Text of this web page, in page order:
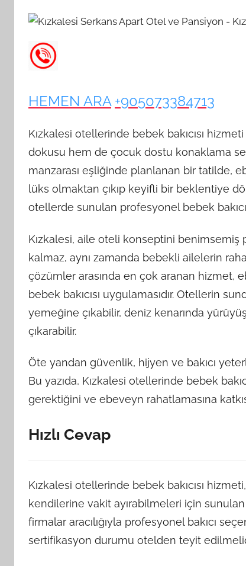
HEMEN ARA +905073384713
Kızkalesi otellerinde bebek bakıcısı
dokusu hem de çocuk dostu konaklama
manzarası eşliğinde planlanan bir tatilde,
lüks olmaktan çıkıp keyifli bir beklentiye
otellerde sunulan profesyonel bebek
Kızkalesi, aile oteli konseptini
kalmaz, aynı zamanda bebekli ailelerin
çözümler arasında en çok aranan hizmet,
bebek bakıcısı uygulamasıdır. Otellerin
yemeğine çıkabilir, deniz kenarında
çıkarabilir.
Öte yandan güvenlik, hijyen ve bakıcı
Bu yazıda, Kızkalesi otellerinde bebek
gerektiğini ve ebeveyn rahatlamasına
Hızlı Cevap
Kızkalesi otellerinde bebek bakıcısı
kendilerine vakit ayırabilmeleri için
firmalar aracılığıyla profesyonel bakıcı
sertifikasyon durumu otelden teyit